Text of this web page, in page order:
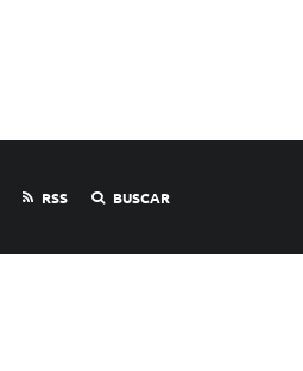
RSS BUSCAR